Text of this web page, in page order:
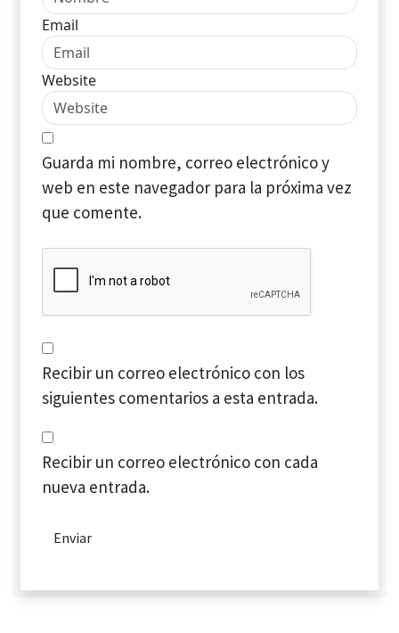
Email
Website
Guarda mi nombre, correo electrónico y
web en este navegador para la próxima vez
que comente.
Recibir un correo electrónico con los
siguientes comentarios a esta entrada.
Recibir un correo electrónico con cada
nueva entrada.